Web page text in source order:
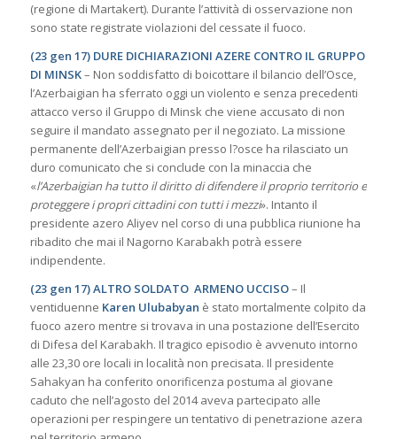
(regione di Martakert). Durante l’attività di osservazione non
sono state registrate violazioni del cessate il fuoco.
(23 gen 17) DURE DICHIARAZIONI AZERE CONTRO IL GRUPPO
DI MINSK– Non soddisfatto di boicottare il bilancio dell’Osce,
l’Azerbaigian ha sferrato oggi un violento e senza precedenti
attacco verso il Gruppo di Minsk che viene accusato di non
seguire il mandato assegnato per il negoziato. La missione
permanente dell’Azerbaigian presso l?osce ha rilasciato un
duro comunicato che si conclude con la minaccia che
«l’Azerbaigian ha tutto il diritto di difendere il proprio territorio e
proteggere i propri cittadini con tutti i mezzi». Intanto il
presidente azero Aliyev nel corso di una pubblica riunione ha
ribadito che mai il Nagorno Karabakh potrà essere
indipendente.
(23 gen 17) ALTRO SOLDATO ARMENO UCCISO– Il
ventiduenne Karen Ulubabyan è stato mortalmente colpito da
fuoco azero mentre si trovava in una postazione dell’Esercito
di Difesa del Karabakh. Il tragico episodio è avvenuto intorno
alle 23,30 ore locali in località non precisata. Il presidente
Sahakyan ha conferito onorificenza postuma al giovane
caduto che nell’agosto del 2014 aveva partecipato alle
operazioni per respingere un tentativo di penetrazione azera